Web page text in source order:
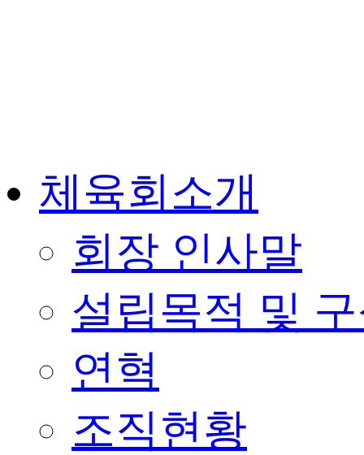
체육회소개
회장 인사말
설립목적 및
연혁
조직현황